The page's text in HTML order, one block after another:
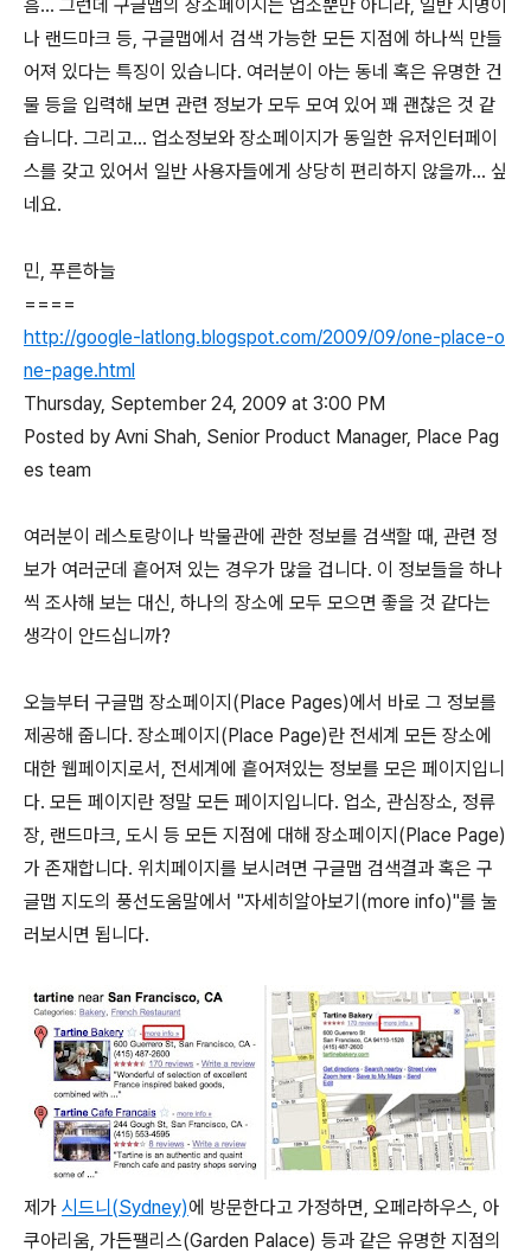
흠... 그런데 구글맵의 장소페이지는 업소뿐만 아니라, 일반 지명이
나 랜드마크 등, 구글맵에서 검색 가능한 모든 지점에 하나씩 만들
어져 있다는 특징이 있습니다. 여러분이 아는 동네 혹은 유명한 건
물 등을 입력해 보면 관련 정보가 모두 모여 있어 꽤 괜찮은 것 같
습니다. 그리고... 업소정보와 장소페이지가 동일한 유저인터페이
스를 갖고 있어서 일반 사용자들에게 상당히 편리하지 않을까... 싶
네요.
민, 푸른하늘
====
http://google-latlong.blogspot.com/2009/09/one-place-o
ne-page.html
Thursday, September 24, 2009 at 3:00 PM
Posted by Avni Shah, Senior Product Manager, Place Pag
es team
여러분이 레스토랑이나 박물관에 관한 정보를 검색할 때, 관련 정
보가 여러군데 흩어져 있는 경우가 많을 겁니다. 이 정보들을 하나
씩 조사해 보는 대신, 하나의 장소에 모두 모으면 좋을 것 같다는
생각이 안드십니까?
오늘부터 구글맵 장소페이지(Place Pages)에서 바로 그 정보를
제공해 줍니다. 장소페이지(Place Page)란 전세계 모든 장소에
대한 웹페이지로서, 전세계에 흩어져있는 정보를 모은 페이지입니
다. 모든 페이지란 정말 모든 페이지입니다. 업소, 관심장소, 정류
장, 랜드마크, 도시 등 모든 지점에 대해 장소페이지(Place Page)
가 존재합니다. 위치페이지를 보시려면 구글맵 검색결과 혹은 구
글맵 지도의 풍선도움말에서 "자세히알아보기(more info)"를 눌
러보시면 됩니다.
제가 시드니(Sydney)에 방문한다고 가정하면, 오페라하우스, 아
쿠아리움, 가든팰리스(Garden Palace) 등과 같은 유명한 지점의